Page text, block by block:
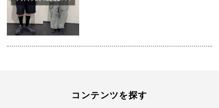
コンテンツを探す